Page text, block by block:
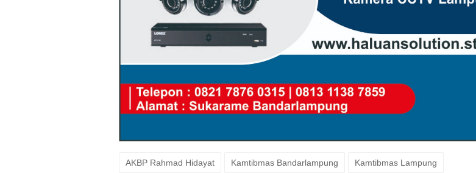
AKBP Rahmad Hidayat Kamtibmas Bandarlampung Kamtibmas Lampung